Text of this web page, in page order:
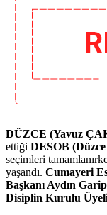
DÜZCE (Yavuz
ettiği DESOB
seçimleri
yaşandı. Cumayeri
Başkanı Aydın Garip
Disiplin Kurulu